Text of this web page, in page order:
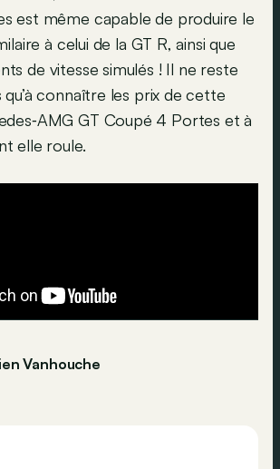
est même capable de produire le
à celui de la GT R, ainsi que
de vitesse simulés ! Il ne reste
qu’à connaître les prix de cette
GT Coupé 4 Portes et à
elle roule.
Vanhouche